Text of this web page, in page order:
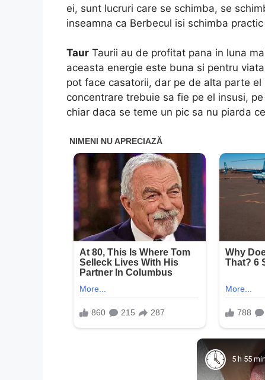
ei, sunt lucruri care se schimba, se
inseamna ca Berbecul isi schimba
Taur Taurii au de profitat pana in luna
aceasta energie este buna si pentru
pot face casatorii, dar pe de alta parte
concentrare trebuie sa fie pe el insusi,
chiar daca se teme un pic sa nu piarda
5 h 55 min